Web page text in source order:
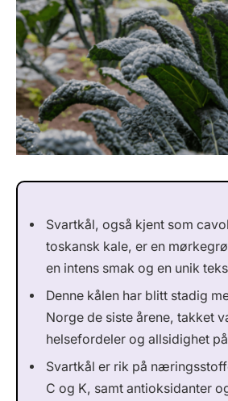
Svartkål, også kjent som
toskansk kale, er en
en intens smak og en unik
Denne kålen har blitt stadig
Norge de siste årene, takket
helsefordeler og allsidighet
Svartkål er rik på
C og K, samt antioksidanter